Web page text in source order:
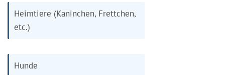
Heimtiere (Kaninchen, Frettchen,
etc.)
Hunde